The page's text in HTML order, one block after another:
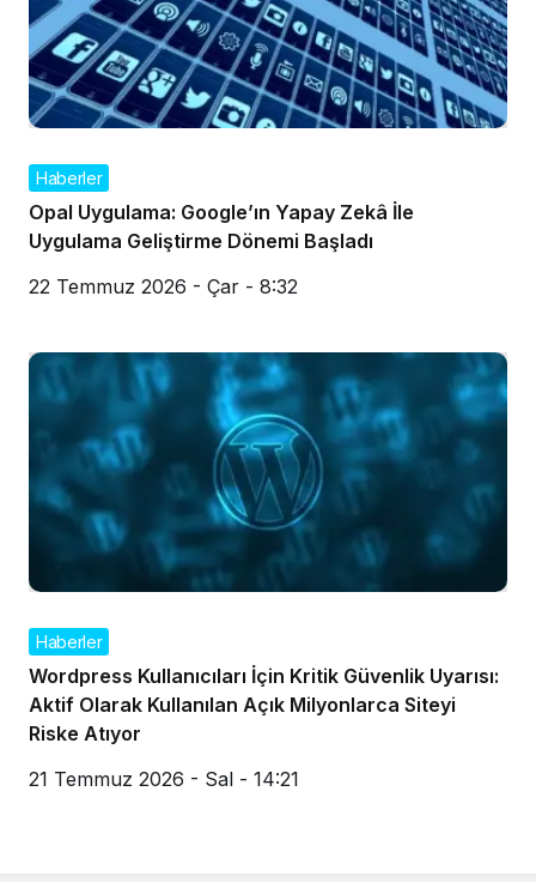
Haberler
Opal Uygulama: Google’ın Yapay Zekâ İle
Uygulama Geliştirme Dönemi Başladı
22 Temmuz 2026 - Çar - 8:32
Haberler
Wordpress Kullanıcıları İçin Kritik Güvenlik Uyarısı:
Aktif Olarak Kullanılan Açık Milyonlarca Siteyi
Riske Atıyor
21 Temmuz 2026 - Sal - 14:21